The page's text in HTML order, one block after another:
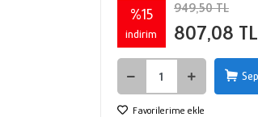
%15
indirim
949,50 TL
807,08 TL
Favorilerime ekle